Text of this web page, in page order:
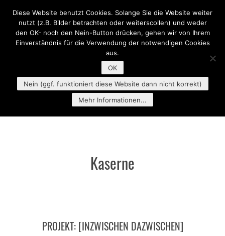
MENU
Kaserne
PROJEKT: [INZWISCHEN DAZWISCHEN]
Diese Website benutzt Cookies. Solange Sie die Website weiter
nutzt (z.B. Bilder betrachten oder weiterscollen) und weder
den OK- noch den Nein-Button drücken, gehen wir von Ihrem
Einverständnis für die Verwendung der notwendigen Cookies
aus.
OK
Nein (ggf. funktioniert diese Website dann nicht korrekt)
Mehr Informationen...